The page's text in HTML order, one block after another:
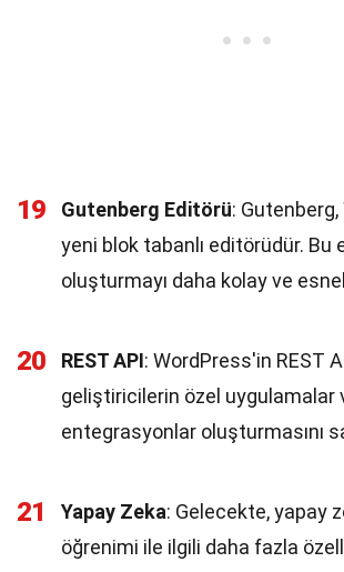
19 Gutenberg Editörü:
yeni blok tabanlı editörüdür. Bu
oluşturmayı daha kolay ve
20 REST API: WordPress'in REST
geliştiricilerin özel uygulamalar
entegrasyonlar oluşturmasını
21 Yapay Zeka: Gelecekte, yapay
öğrenimi ile ilgili daha fazla